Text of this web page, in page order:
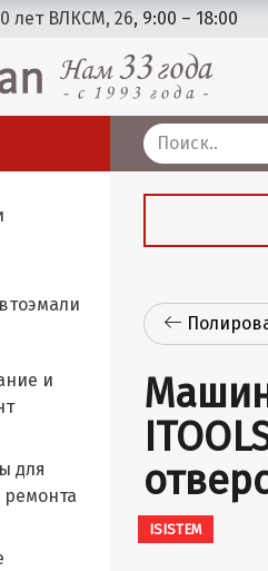
лет ВЛКСМ, 26, 9:00 – 18:00
и
для
ремонта
ISISTEM